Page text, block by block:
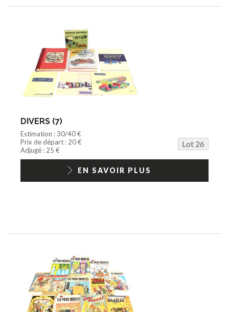
DIVERS (7)
Estimation : 30/40 €
Prix de départ : 20 €
Lot 26
Adjugé : 25 €
EN SAVOIR PLUS